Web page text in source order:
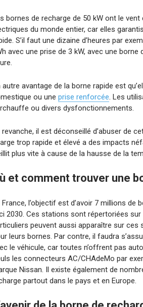
bornes de recharge de 50 kW ont le
du monde entier, car elles
S’il faut une dizaine d’heures par
avec une prise de 3 kW, avec une borne
autre avantage de la borne rapide est
ou une prise renforcée. Les
ou divers dysfonctionnements.
revanche, il est déconseillé d’abuser de
trop rapide et élevé a des impacts
plus vite à cause de la hausse de la
et comment trouver une
France, l’objectif est d’avoir 7 millions de
2030. Ces stations sont répertoriées
peuvent aussi apparaître sur ces
leurs bornes. Par contre, il faudra
le véhicule, car toutes n’offrent pas
les connecteurs AC/CHAdeMo par
Nissan. Il existe également de
partout dans le pays et en Europe.